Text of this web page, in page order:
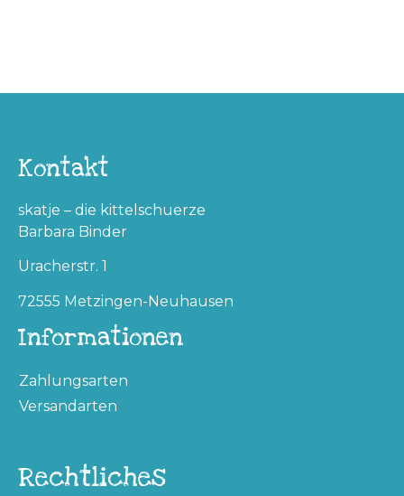
Kontakt
skatje – die kittelschuerze
Barbara Binder
Uracherstr. 1
72555 Metzingen-Neuhausen
Informationen
Zahlungsarten
Versandarten
Rechtliches